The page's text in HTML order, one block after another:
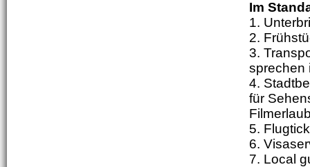
Im
1.
2.
3.
sprechen
4.
für
5.
6.
7. Local